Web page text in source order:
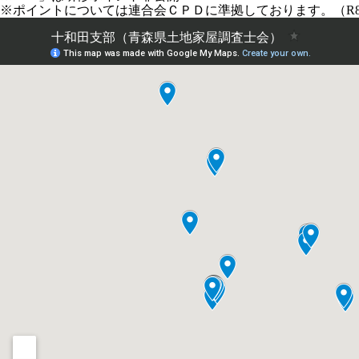
※ポイントについては連合会ＣＰＤに準拠しております。（